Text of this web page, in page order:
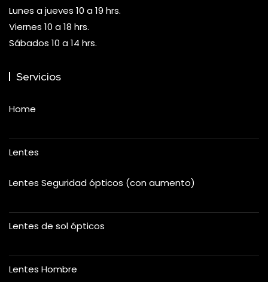
Lunes a jueves 10 a 19 hrs.
Viernes 10 a 18 hrs.
Sábados 10 a 14 hrs.
Servicios
Home
Lentes
Lentes Seguridad ópticos (con aumento)
Lentes de sol ópticos
Lentes Hombre